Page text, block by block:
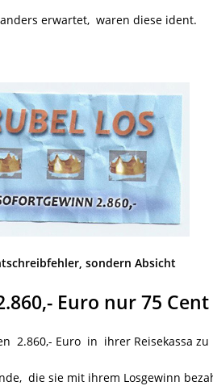
erwartet, waren diese ident.
sondern Absicht
Euro nur 75 Cent
2.860,- Euro in ihrer Reisekassa
die sie mit ihrem Losgewinn